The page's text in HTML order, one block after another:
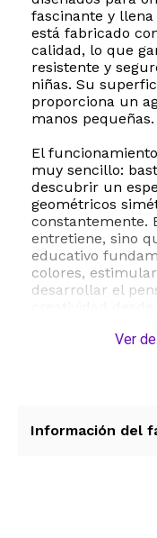
fascinante y llena
está fabricado
calidad, lo que
resistente y
niñas. Su
proporciona un
manos pequeñas.
El
muy sencillo:
descubrir un
geométricos
constantemente.
entretiene, sino
educativo
colores,
desarrollar el
Con unas
bolsas de dulces
Ver
Información del